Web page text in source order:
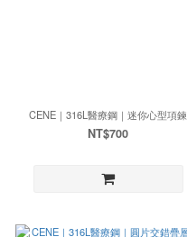
CENE｜316L醫療鋼｜迷你心型項鍊
NT$700